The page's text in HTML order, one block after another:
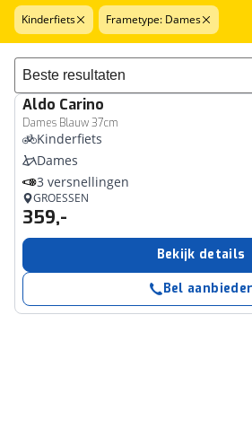
Kinderfiets Frametype: Dames
Sorteer resultaten
Aldo Carino
Dames Blauw 37cm
Kinderfiets
Dames
3 versnellingen
GROESSEN
359,-
Bekijk details
Bel aanbieder